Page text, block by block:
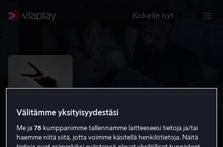
Kokeile nyt
Välitämme yksityisyydestäsi
Me ja78 kumppanimme tallennamme laitteeseesi tietoja ja/tai
haemme niitä siitä, jotta voimme käsitellä henkilötietoja. Näitä